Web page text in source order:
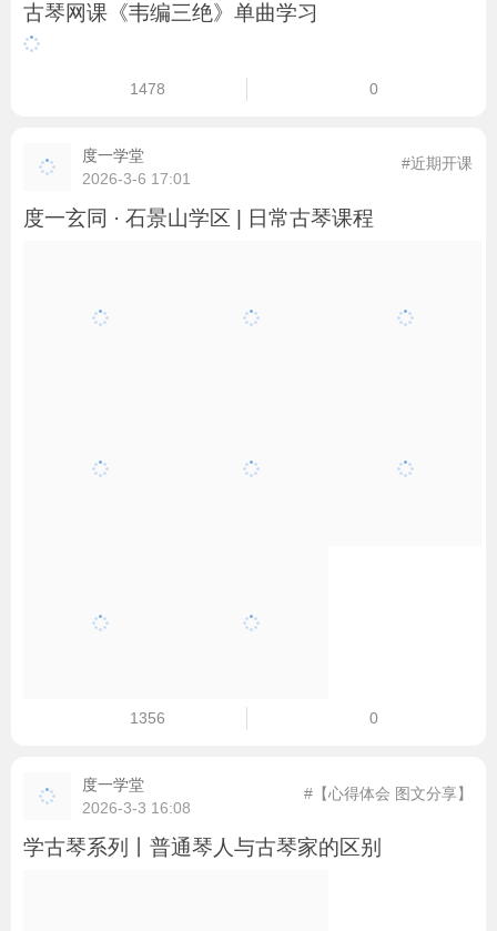
古琴网课《韦编三绝》单曲学习
1478 0
度一学堂
2026-3-6 17:01
#近期开课
度一玄同 · 石景山学区 | 日常古琴课程
1356 0
度一学堂
2026-3-3 16:08
#【心得体会 图文分享】
学古琴系列丨普通琴人与古琴家的区别